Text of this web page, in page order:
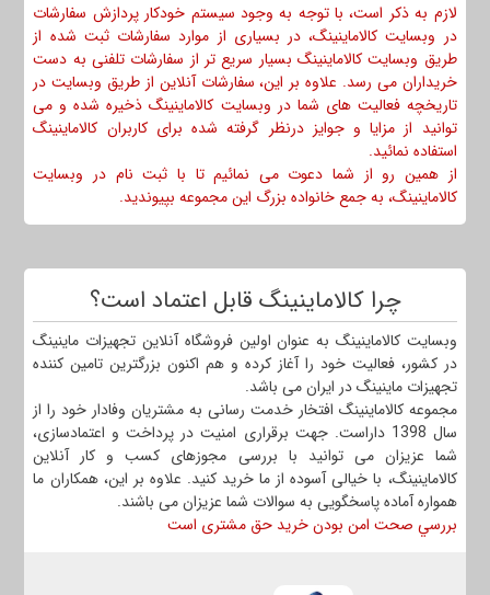
لازم به ذکر است، با توجه به وجود سیستم خودکار پردازش سفارشات
در وبسایت کالاماینینگ، در بسیاری از موارد سفارشات ثبت شده از
طریق وبسایت کالاماینینگ بسیار سریع تر از سفارشات تلفنی به دست
خریداران می رسد. علاوه بر این، سفارشات آنلاین از طریق وبسایت در
تاریخچه فعالیت های شما در وبسایت کالاماینینگ ذخیره شده و می
توانید از مزایا و جوایز درنظر گرفته شده برای کاربران کالاماینینگ
استفاده نمائید.
از همین رو از شما دعوت می نمائیم تا با ثبت نام در وبسایت
کالاماینینگ، به جمع خانواده بزرگ این مجموعه بپیوندید.
چرا کالاماینینگ قابل اعتماد است؟
وبسایت کالاماینینگ به عنوان اولین فروشگاه آنلاین تجهیزات ماینینگ
در کشور، فعالیت خود را آغاز کرده و هم اکنون بزرگترین تامین کننده
تجهیزات ماینینگ در ایران می باشد.
مجموعه کالاماینینگ افتخار خدمت رسانی به مشتریان وفادار خود را از
سال 1398 داراست. جهت برقراری امنیت در پرداخت و اعتمادسازی،
شما عزیزان می توانید با بررسی مجوزهای کسب و کار آنلاین
کالاماینینگ، با خیالی آسوده از ما خرید کنید. علاوه بر این، همکاران ما
همواره آماده پاسخگویی به سوالات شما عزیزان می باشند.
بررسي صحت امن بودن خرید حق مشتری است